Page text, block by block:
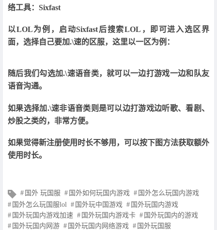
络工具：Sixfast
以LOL为例，启动Sixfast后搜索LOL，即可进入选区界
面，选择自己要加.\速的区服，这里以一区为例：
随后我们勾选加.\速语音类，就可以一边打游戏一边和队友
语音沟通。
如果选择加.\速非语音类则是可以边打游戏边听歌、看剧、
炒股之类的，非常方便。
如果觉得新注册使用时长不够用，可以按下图方法获取额外
使用时长。
文
章
标
签
国外 玩国服 国外如何玩国内游戏
国外怎么玩国内游戏
国外怎么玩国服lol
国外玩中国游戏
国外玩国内游戏
国外玩国内游戏加速
国外玩国内游戏卡
国外玩国内的游戏
国外玩国内网游
国外玩国内网络游戏
国外玩国服